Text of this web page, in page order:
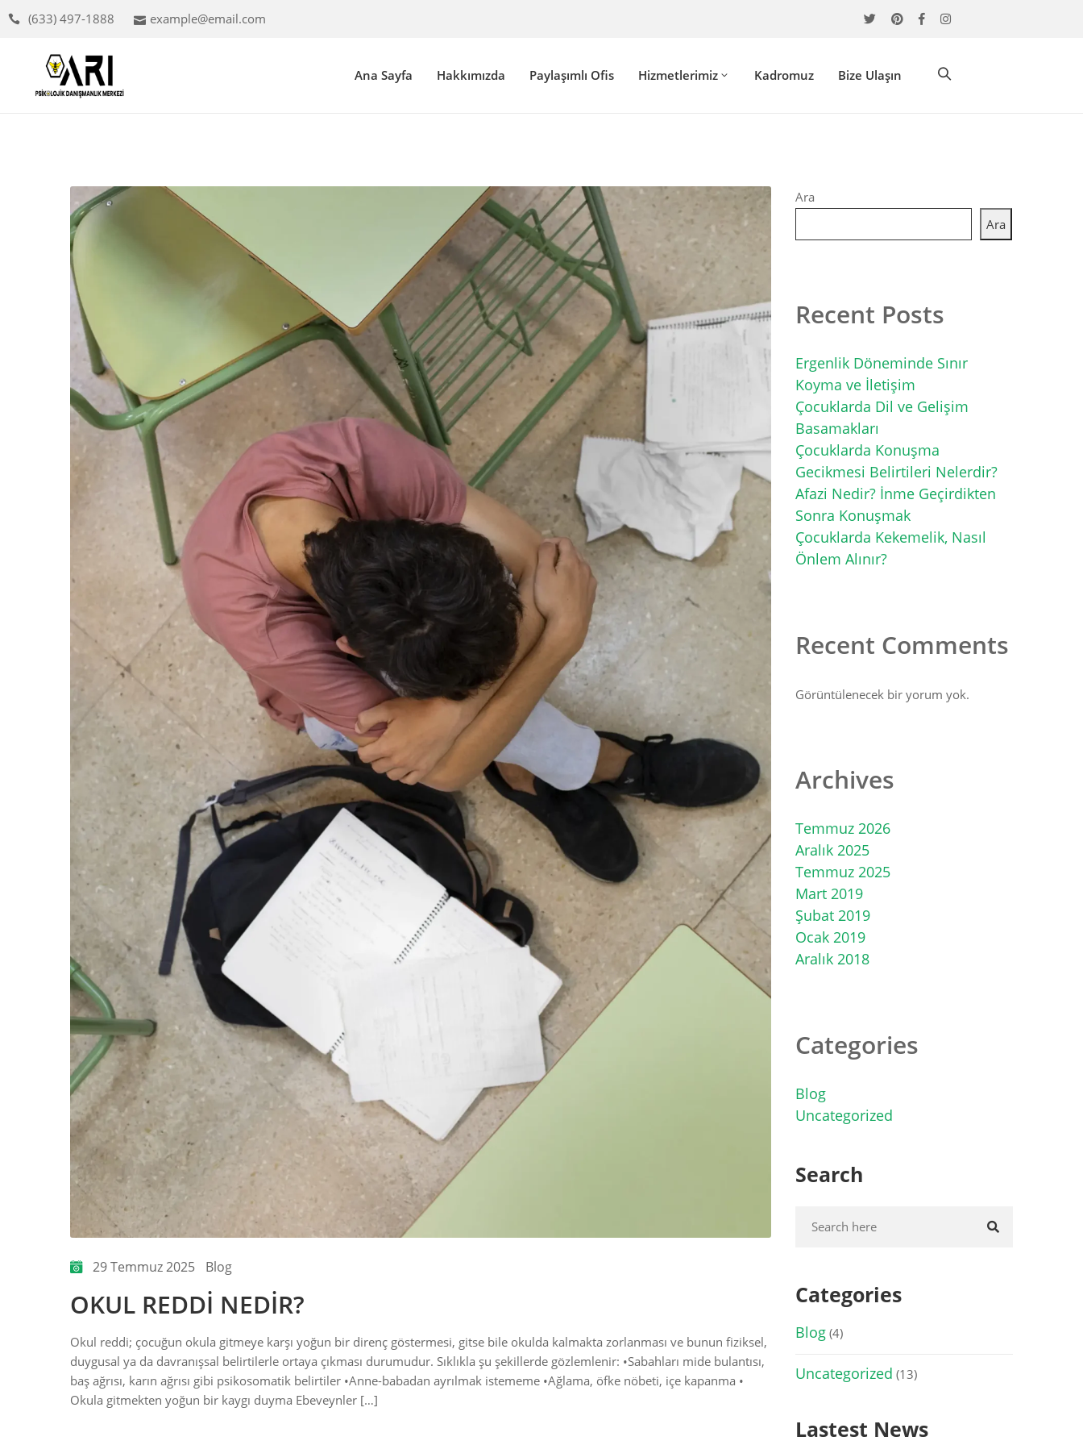
(633) 497-1888 example@email.com
Ana Sayfa Hakkımızda Paylaşımlı Ofis Hizmetlerimiz Kadromuz Bize Ulaşın
29 Temmuz 2025 Blog
OKUL REDDİ NEDİR?
Okul reddi; çocuğun okula gitmeye karşı yoğun bir direnç göstermesi, gitse bile okulda kalmakta zorlanması ve bunun fiziksel,
duygusal ya da davranışsal belirtilerle ortaya çıkması durumudur. Sıklıkla şu şekillerde gözlemlenir: ​•​Sabahları mide bulantısı,
baş ağrısı, karın ağrısı gibi psikosomatik belirtiler ​•​Anne-babadan ayrılmak istememe ​•​Ağlama, öfke nöbeti, içe kapanma ​•​
Okula gitmekten yoğun bir kaygı duyma Ebeveynler […]
Ara
Ara
Recent Posts
Ergenlik Döneminde Sınır
Koyma ve İletişim
Çocuklarda Dil ve Gelişim
Basamakları
Çocuklarda Konuşma
Gecikmesi Belirtileri Nelerdir?
Afazi Nedir? İnme Geçirdikten
Sonra Konuşmak
Çocuklarda Kekemelik, Nasıl
Önlem Alınır?
Recent Comments
Görüntülenecek bir yorum yok.
Archives
Temmuz 2026
Aralık 2025
Temmuz 2025
Mart 2019
Şubat 2019
Ocak 2019
Aralık 2018
Categories
Blog
Uncategorized
Search
Categories
Blog (4)
Uncategorized (13)
Lastest News